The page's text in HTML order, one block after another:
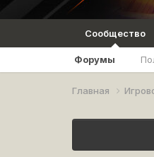
Сообщество
Форумы
Главная